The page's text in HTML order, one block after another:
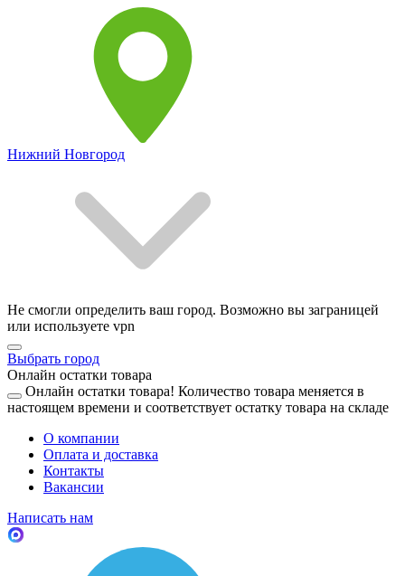
Нижний Новгород
Не смогли определить ваш город. Возможно вы заграницей
или используете vpn
Выбрать город
Онлайн остатки товара
Онлайн остатки товара! Количество товара меняется в
настоящем времени и соответствует остатку товара на складе
О компании
Оплата и доставка
Контакты
Вакансии
Написать нам